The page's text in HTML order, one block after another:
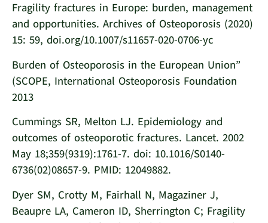
Fragility fractures in Europe: burden, management
and opportunities. Archives of Osteoporosis (2020)
15: 59, doi.org/10.1007/s11657-020-0706-yc
Burden of Osteoporosis in the European Union”
(SCOPE, International Osteoporosis Foundation
2013
Cummings SR, Melton LJ. Epidemiology and
outcomes of osteoporotic fractures. Lancet. 2002
May 18;359(9319):1761-7. doi: 10.1016/S0140-
6736(02)08657-9. PMID: 12049882.
Dyer SM, Crotty M, Fairhall N, Magaziner J,
Beaupre LA, Cameron ID, Sherrington C; Fragility